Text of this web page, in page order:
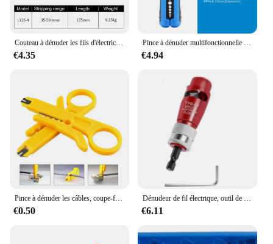
Couteau à dénuder les fils d'électricien, manche en caoutchouc, outil de dénudage à la main pour PVC 4-50mm, caoutchouc de silicone, livraison
€4.35
Pince à dénuder multifonctionnelle pour câble, pince coupante, outil à main, outil de quincaillerie, poignée portable coordonnante, pince à stylo à bande
€4.94
€0.50 €6.11